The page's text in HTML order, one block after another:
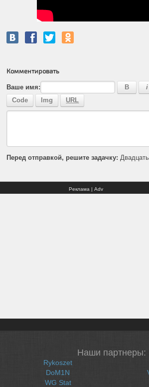
Комментировать
Ваше имя:
Перед отправкой, решите задачку:
Реклама | Adv
Наши партнеры:
Rykoszet
DoM1N
WG Stat